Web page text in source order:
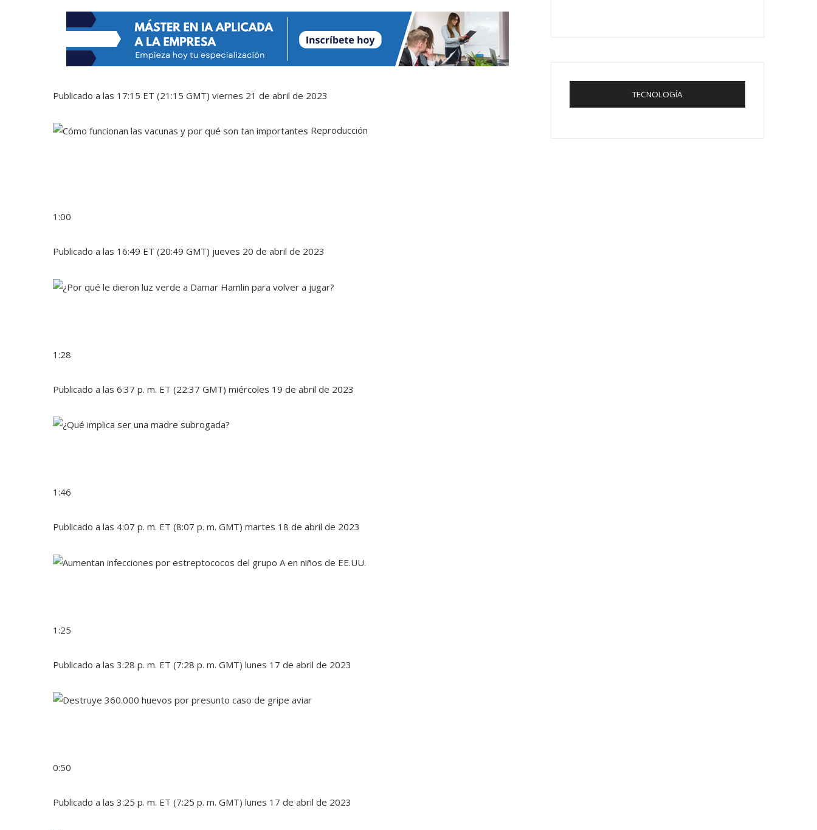
Publicado a las 17:15 ET (21:15 GMT) viernes 21 de abril de 2023
Reproducción
1:00
Publicado a las 16:49 ET (20:49 GMT) jueves 20 de abril de 2023
1:28
Publicado a las 6:37 p. m. ET (22:37 GMT) miércoles 19 de abril de 2023
1:46
Publicado a las 4:07 p. m. ET (8:07 p. m. GMT) martes 18 de abril de 2023
1:25
Publicado a las 3:28 p. m. ET (7:28 p. m. GMT) lunes 17 de abril de 2023
0:50
Publicado a las 3:25 p. m. ET (7:25 p. m. GMT) lunes 17 de abril de 2023
TECNOLOGÍA